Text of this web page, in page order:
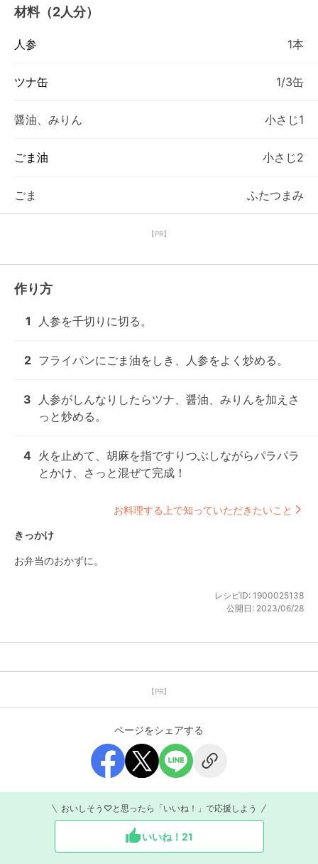
材料（2人分）
人参 1本
ツナ缶 1/3缶
醤油、みりん 小さじ1
ごま油 小さじ2
ごま ふたつまみ
【PR】
作り方
1 人参を千切りに切る。
2 フライパンにごま油をしき、人参をよく炒める。
3
人参がしんなりしたらツナ、醤油、みりんを加えさ
っと炒める。
4 火を止めて、胡麻を指ですりつぶしながらパラパラ
とかけ、さっと混ぜて完成！
お料理する上で知っていただきたいこと
きっかけ
お弁当のおかずに。
レシピID: 1900025138
公開日: 2023/06/28
【PR】
ページをシェアする
おいしそう♡と思ったら「いいね！」で応援しよう
いいね！ 21